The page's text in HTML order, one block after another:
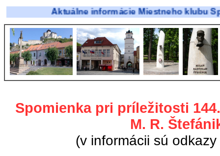
Aktuálne informácie Miestneho klubu
Spomienka pri príležitosti
M. R.
(v informácii sú